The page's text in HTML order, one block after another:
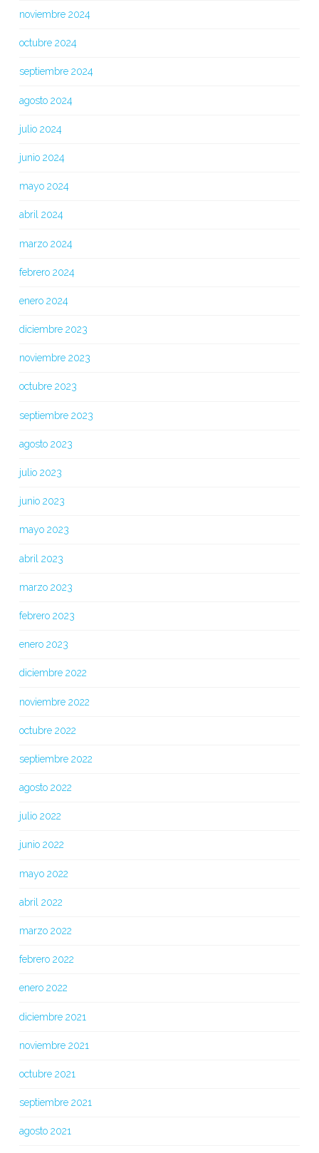
noviembre 2024
octubre 2024
septiembre 2024
agosto 2024
julio 2024
junio 2024
mayo 2024
abril 2024
marzo 2024
febrero 2024
enero 2024
diciembre 2023
noviembre 2023
octubre 2023
septiembre 2023
agosto 2023
julio 2023
junio 2023
mayo 2023
abril 2023
marzo 2023
febrero 2023
enero 2023
diciembre 2022
noviembre 2022
octubre 2022
septiembre 2022
agosto 2022
julio 2022
junio 2022
mayo 2022
abril 2022
marzo 2022
febrero 2022
enero 2022
diciembre 2021
noviembre 2021
octubre 2021
septiembre 2021
agosto 2021